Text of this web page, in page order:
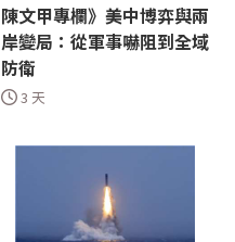
陳文甲專欄》美中博弈與兩
岸變局：從軍事嚇阻到全域
防衛
3 天